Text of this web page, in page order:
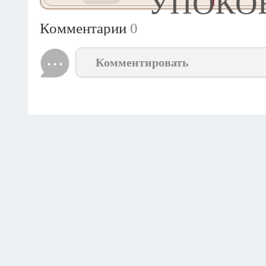
Комментарии 0
Комментировать